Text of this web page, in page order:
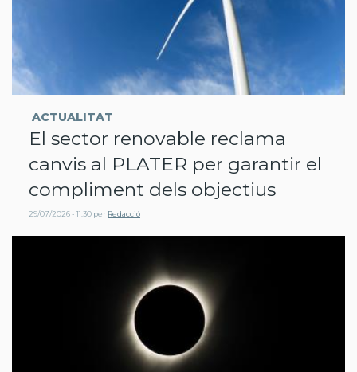
ACTUALITAT
El sector renovable reclama
canvis al PLATER per garantir el
compliment dels objectius
29/07/2026 - 11:30 per Redacció